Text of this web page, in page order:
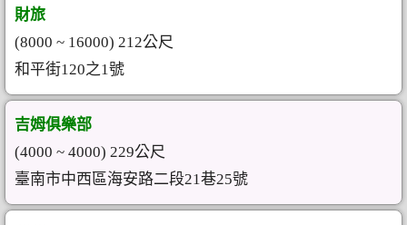
財旅
(8000 ~ 16000) 212公尺
和平街120之1號
吉姆俱樂部
(4000 ~ 4000) 229公尺
臺南市中西區海安路二段21巷25號